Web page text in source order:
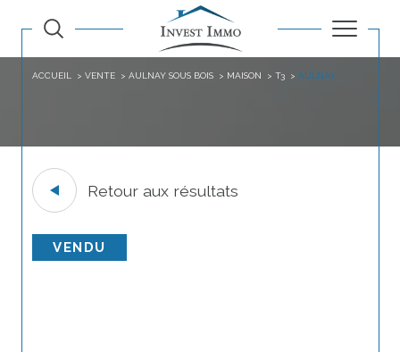
ACCUEIL VENTE AULNAY SOUS BOIS MAISON T3 AULNAY
Retour aux résultats
VENDU